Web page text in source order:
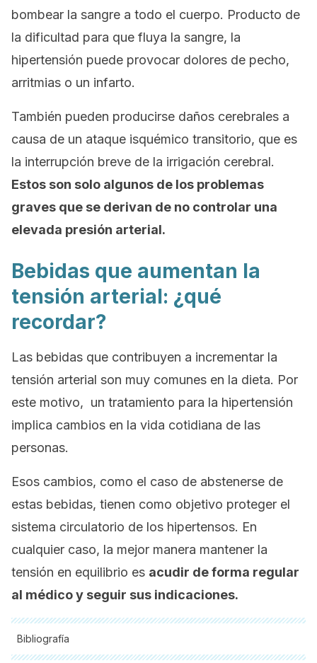
bombear la sangre a todo el cuerpo. Producto de
la dificultad para que fluya la sangre, la
hipertensión puede provocar dolores de pecho,
arritmias o un infarto.
También pueden producirse daños cerebrales a
causa de un ataque isquémico transitorio, que es
la interrupción breve de la irrigación cerebral.
Estos son solo algunos de los problemas
graves que se derivan de no controlar una
elevada presión arterial.
Bebidas que aumentan la
tensión arterial: ¿qué
recordar?
Las bebidas que contribuyen a incrementar la
tensión arterial son muy comunes en la dieta. Por
este motivo, un tratamiento para la hipertensión
implica cambios en la vida cotidiana de las
personas.
Esos cambios, como el caso de abstenerse de
estas bebidas, tienen como objetivo proteger el
sistema circulatorio de los hipertensos. En
cualquier caso, la mejor manera mantener la
tensión en equilibrio es acudir de forma regular
al médico y seguir sus indicaciones.
Bibliografía
Todas las fuentes citadas fueron revisadas a profundidad por